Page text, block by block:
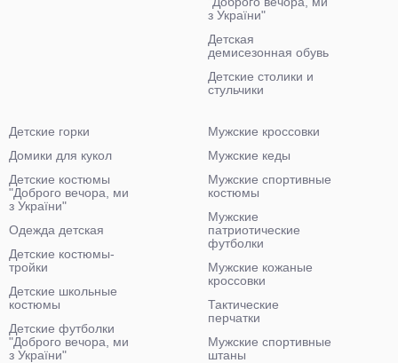
з України"
Детская
демисезонная обувь
Детские столики и
стульчики
Детские горки
Домики для кукол
Детские костюмы
"Доброго вечора, ми
з України"
Одежда детская
Детские костюмы-
тройки
Детские школьные
костюмы
Детские футболки
"Доброго вечора, ми
з України"
Мужские кроссовки
Мужские кеды
Мужские спортивные
костюмы
Мужские
патриотические
футболки
Мужские кожаные
кроссовки
Тактические
перчатки
Мужские спортивные
штаны